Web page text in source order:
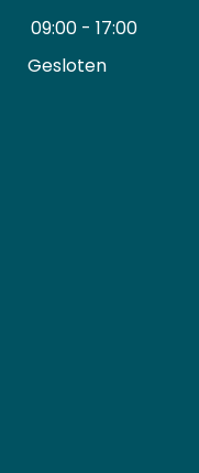
09:00 - 17:00
Gesloten ​ ​ ​ ​ ​ ​ ​